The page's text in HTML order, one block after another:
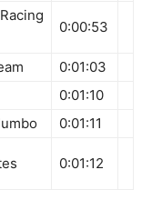
0:00:53
0:01:03
0:01:10
0:01:11
0:01:12